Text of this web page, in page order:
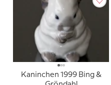
Kaninchen 1999 Bing &